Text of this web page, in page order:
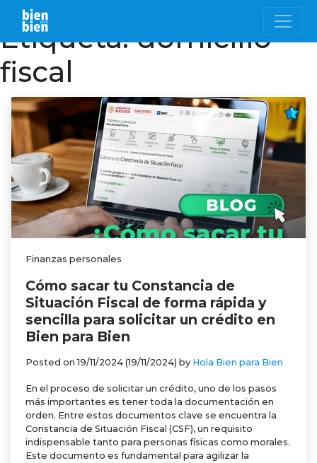
Etiqueta:domicilio
fiscal
Finanzas personales
Cómo sacar tu Constancia de
Situación Fiscal de forma rápida y
sencilla para solicitar un crédito en
Bien para Bien
Posted on19/11/2024 (19/11/2024) by Hola Bien para Bien
En el proceso de solicitar un crédito, uno de los pasos
más importantes es tener toda la documentación en
orden. Entre estos documentos clave se encuentra la
Constancia de Situación Fiscal (CSF), un requisito
indispensable tanto para personas físicas como morales.
Este documento es fundamental para agilizar la